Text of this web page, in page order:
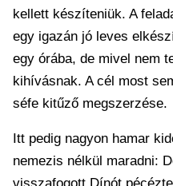
kellett készíteniük. A
egy igazán jó leves
egy órába, de mivel nem
kihívásnak. A cél most
séfe kitűző megszerzése.
Itt pedig nagyon hamar
nemezis nélkül maradni: